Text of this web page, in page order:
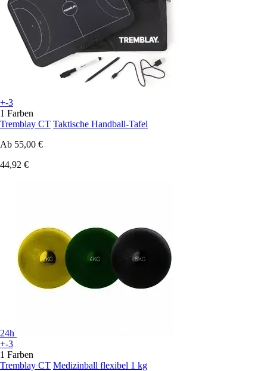
+-3
1 Farben
Tremblay CT Taktische Handball-Tafel
Ab 55,00 €
44,92 €
24h
+-3
1 Farben
Tremblay CT Medizinball flexibel 1 kg